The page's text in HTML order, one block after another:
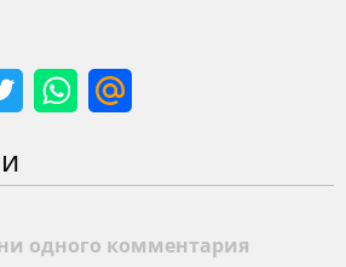
одного комментария